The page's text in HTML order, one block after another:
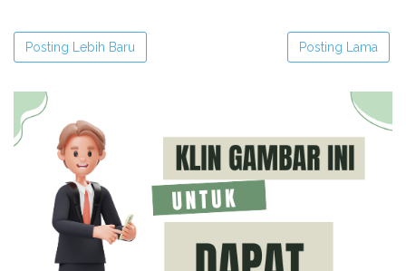
Posting Lebih Baru Posting Lama